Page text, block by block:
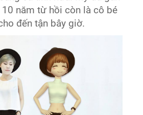
năm từ hồi còn là cô bé
đến tận bây giờ.